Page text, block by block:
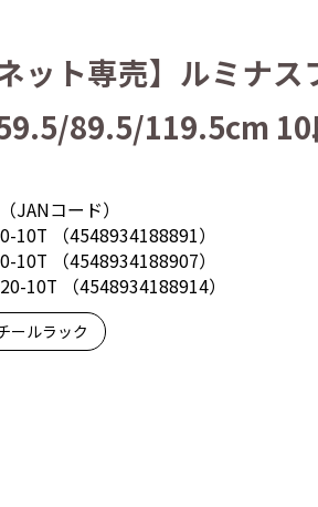
ネット専売】ルミナ
89.5/119.5cm
JANコード）
10T （4548934188891）
10T （4548934188907）
10T （4548934188914）
ールラック